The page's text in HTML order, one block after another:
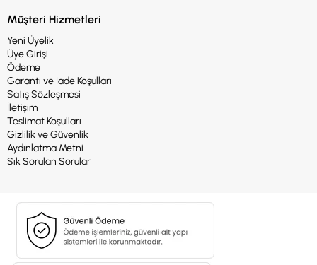
Müşteri Hizmetleri
Yeni Üyelik
Üye Girişi
Ödeme
Garanti ve İade Koşulları
Satış Sözleşmesi
İletişim
Teslimat Koşulları
Gizlilik ve Güvenlik
Aydınlatma Metni
Sık Sorulan Sorular